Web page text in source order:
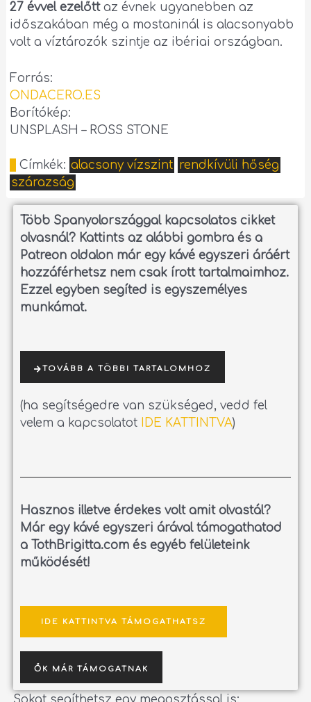
27 évvel ezelőttaz évnek ugyanebben az
időszakában még a mostaninál is alacsonyabb
volt a víztározók szintje az ibériai országban.
Forrás:
ONDACERO.ES
Borítókép:
UNSPLASH – ROSS STONE
Címkék: alacsony vízszint rendkívüli hőség
szárazság
Több Spanyolországgal kapcsolatos cikket
olvasnál? Kattints az alábbi gombra és a
Patreon oldalon már egy kávé egyszeri áráért
hozzáférhetsz nem csak írott tartalmaimhoz.
Ezzel egyben segíted is egyszemélyes
munkámat.
TOVÁBB A TÖBBI TARTALOMHOZ
(ha segítségedre van szükséged, vedd fel
velem a kapcsolatot IDE KATTINTVA)
Hasznos illetve érdekes volt amit olvastál?
Már egy kávé egyszeri árával támogathatod
a TothBrigitta.com és egyéb felületeink
működését!
IDE KATTINTVA TÁMOGATHATSZ
ŐK MÁR TÁMOGATNAK
Sokat segíthetsz egy megosztással is: